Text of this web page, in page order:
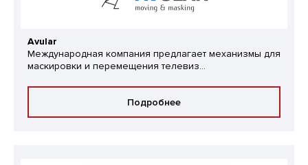
Avular
Международная компания предлагает механизмы для
маскировки и перемещения телевиз...
Подробнее